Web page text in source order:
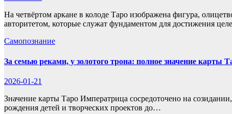
На четвёртом аркане в колоде Таро изображена фигура,
авторитетом, которые служат фундаментом для достижения
Самопознание
За семью реками, у золотого трона: полное значение карты
2026-01-21
Значение карты Таро Императрица сосредоточено на
рождения детей и творческих проектов до…